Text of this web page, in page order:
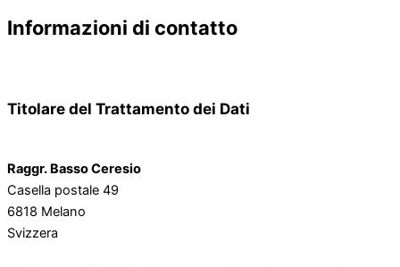
Informazioni di contatto
Titolare del Trattamento dei Dati
Raggr. Basso Ceresio
Casella postale 49
6818 Melano
Svizzera